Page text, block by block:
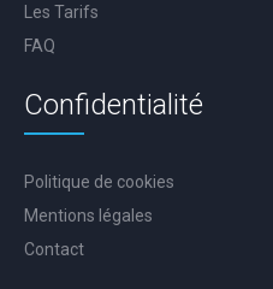
Les Tarifs
FAQ
Confidentialité
Politique de cookies
Mentions légales
Contact